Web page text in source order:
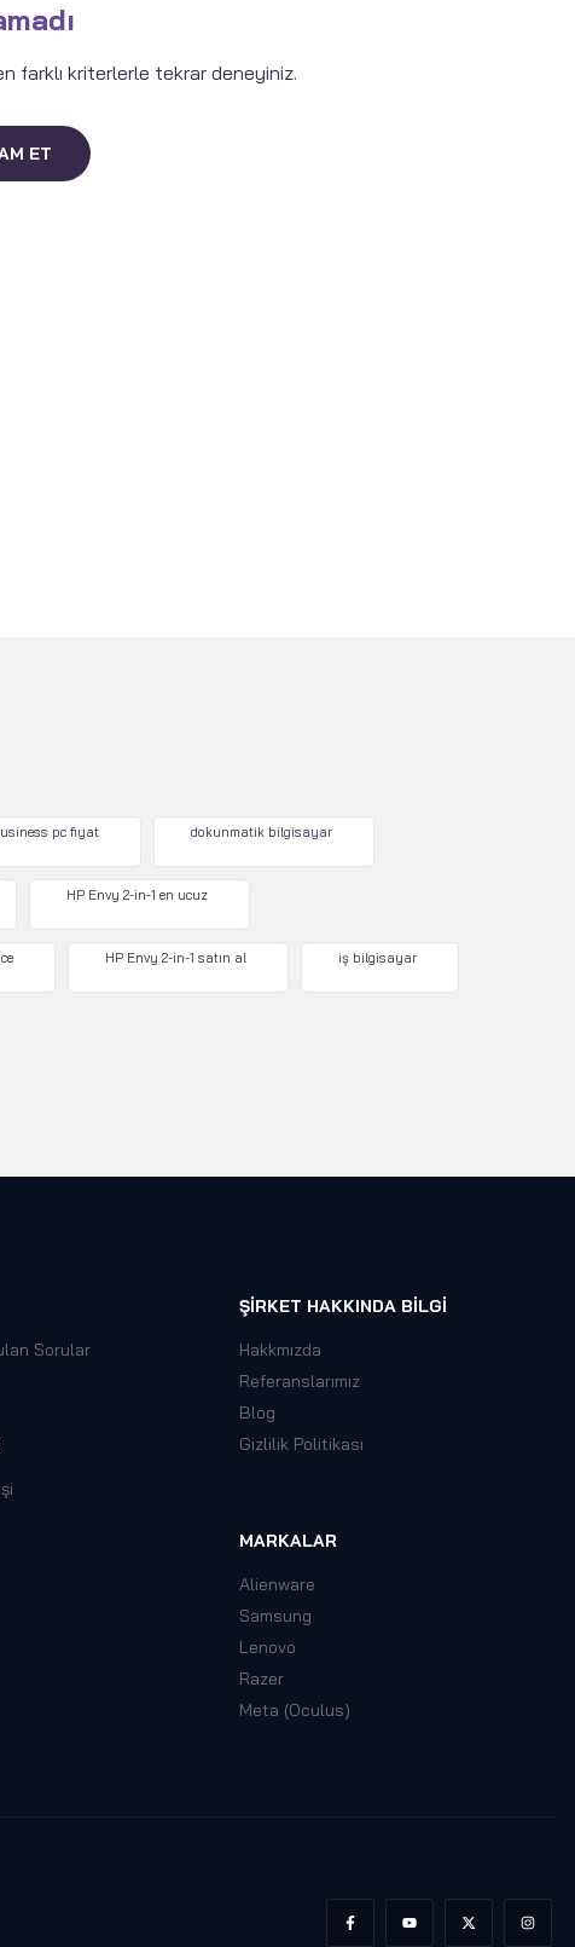
farklı kriterlerle tekrar deneyiniz.
ET
pc fiyat dokunmatik bilgisayar
HP Envy 2-in-1 en ucuz
HP Envy 2-in-1 satın al iş bilgisayar
Sorular
ŞIRKET HAKKINDA BILGI
Hakkmızda
Referanslarımız
Blog
Gizlilik Politikası
MARKALAR
Alienware
Samsung
Lenovo
Razer
Meta (Oculus)